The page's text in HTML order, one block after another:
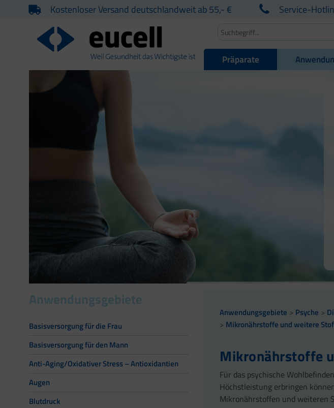
Kostenloser Versand deutschlandweit ab 55,- € Service-
Präparate
Anwendungsgebiete
Basisversorgung für die Frau
Basisversorgung für den Mann
Anti-Aging/Oxidativer Stress – Antioxidantien
Augen
Blutdruck
Anwendungsgebiete Psyche
Mikronährstoffe und weitere
Mikronährstoffe
Für das psychische
Höchstleistung erbringen
Mikronährstoffen und weiteren